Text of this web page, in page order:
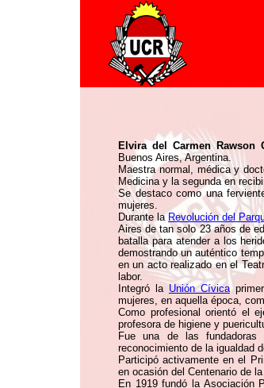
Elvira del Carmen Rawson
Buenos Aires, Argentina.
Maestra normal, médica y
Medicina y la segunda en
Se destaco como una
mujeres.
Durante la Revolución del
Aires de tan solo 23 años de
batalla para atender a los
demostrando un auténtico
en un acto realizado en el
labor.
Integró la Unión Cívica
mujeres, en aquella época,
Como profesional orientó el
profesora de higiene y
Fue una de las
reconocimiento de la igualdad
Participó activamente en el
en ocasión del Centenario de
En 1919 fundó la Asociación